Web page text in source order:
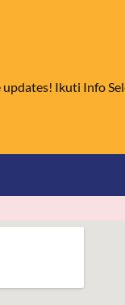
updates! Ikuti Info